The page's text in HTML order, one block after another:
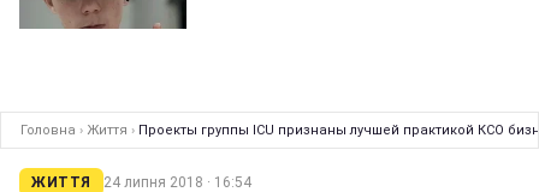
Головна › Життя › Проекты группы ICU признаны лучшей практикой КСО
ЖИТТЯ 24 липня 2018 · 16:54